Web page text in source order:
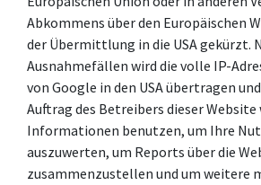
Abkommens über den Europäischen
der Übermittlung in die USA gekürzt.
Ausnahmefällen wird die volle IP-
von Google in den USA übertragen
Auftrag des Betreibers dieser Website
Informationen benutzen, um Ihre
auszuwerten, um Reports über die
zusammenzustellen und um weitere